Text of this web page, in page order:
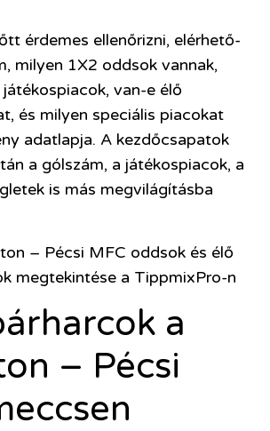
érdemes ellenőrizni, elérhető-
milyen 1X2 oddsok vannak,
van-e élő
és milyen speciális piacokat
adatlapja. A kezdőcsapatok
a gólszám, a játékospiacok, a
is más megvilágításba
– Pécsi MFC oddsok és élő
megtekintése a TippmixPro-n
a
– Pécsi